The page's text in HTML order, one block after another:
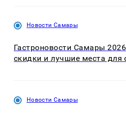
Новости Самары
Гастроновости Самары
скидки и лучшие места для
Новости Самары